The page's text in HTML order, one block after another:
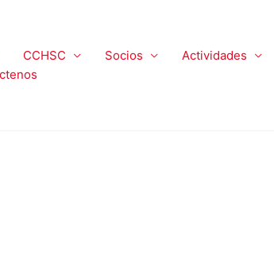
CCHSC Socios
Actividades